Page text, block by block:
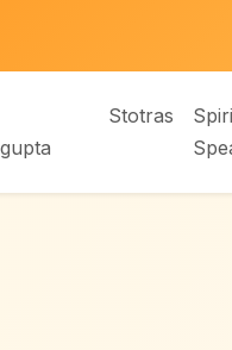
Stotras